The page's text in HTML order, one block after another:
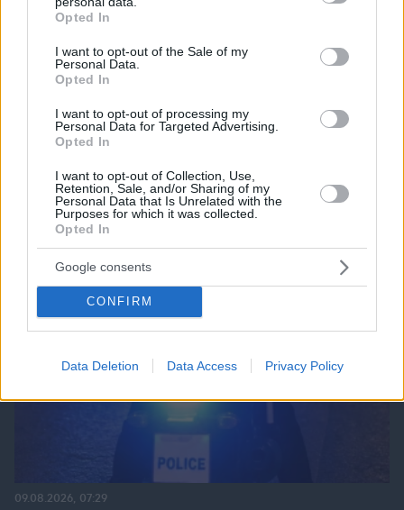
grant or deny consent to Google and its third-party tags to
use your data for below specified purposes in below Google
consent section.
Opted In
I want to opt-out of the Sale of my
Personal Data.
Opted In
I want to opt-out of processing my
Personal Data for Targeted Advertising.
Opted In
I want to opt-out of Collection, Use,
Retention, Sale, and/or Sharing of my
Personal Data that Is Unrelated with the
Purposes for which it was collected.
Opted In
Google consents
CONFIRM
Data Deletion Data Access Privacy Policy
Μια βιοτεχνολόγος έχασε 10 κιλά χωρίς να
στερηθεί το αγαπημένο της φαγητό – Οι 8
συνήθειες που έκαναν τη διαφορά
09.08.2026, 07:29